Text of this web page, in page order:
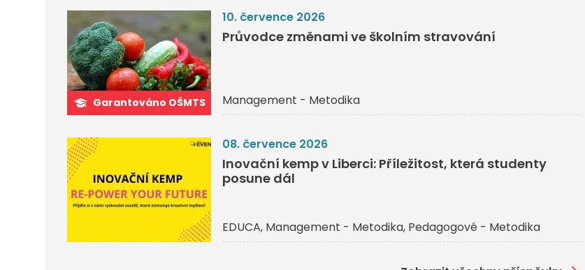
Garantováno OŠMTS
10. července 2026
Průvodce změnami ve školním stravování
Management - Metodika
08. července 2026
Inovační kemp v Liberci: Příležitost, která studenty
posune dál
EDUCA Management - Metodika Pedagogové - Metodika